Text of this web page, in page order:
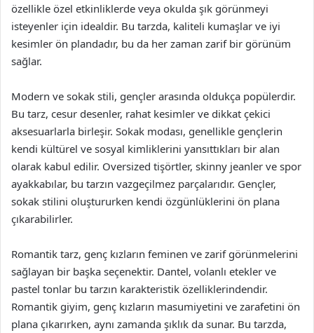
özellikle özel etkinliklerde veya okulda şık görünmeyi
isteyenler için idealdir. Bu tarzda, kaliteli kumaşlar ve iyi
kesimler ön plandadır, bu da her zaman zarif bir görünüm
sağlar.
Modern ve sokak stili, gençler arasında oldukça popülerdir.
Bu tarz, cesur desenler, rahat kesimler ve dikkat çekici
aksesuarlarla birleşir. Sokak modası, genellikle gençlerin
kendi kültürel ve sosyal kimliklerini yansıttıkları bir alan
olarak kabul edilir. Oversized tişörtler, skinny jeanler ve spor
ayakkabılar, bu tarzın vazgeçilmez parçalarıdır. Gençler,
sokak stilini oluştururken kendi özgünlüklerini ön plana
çıkarabilirler.
Romantik tarz, genç kızların feminen ve zarif görünmelerini
sağlayan bir başka seçenektir. Dantel, volanlı etekler ve
pastel tonlar bu tarzın karakteristik özelliklerindendir.
Romantik giyim, genç kızların masumiyetini ve zarafetini ön
plana çıkarırken, aynı zamanda şıklık da sunar. Bu tarzda,